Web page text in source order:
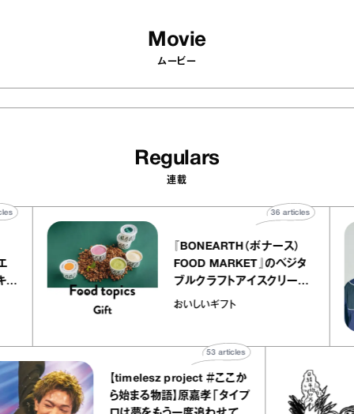
Movie
ムービー
Regulars
連載
リエ
プ キャ
articles
『BONEARTH（ボナース）
FOOD MARKET』のベジタ
ブルクラフトアイスクリーム
｜真野知子の「おいしいギフ
おいしいギフト
36articles
【timelesz project ＃ここか
ら始まる物語】原嘉孝「タイプ
articles